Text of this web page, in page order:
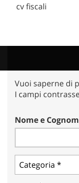
cv fiscali
Vuoi saperne di
I campi
Nome e